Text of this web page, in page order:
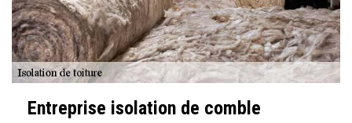
Entreprise isolation de comble